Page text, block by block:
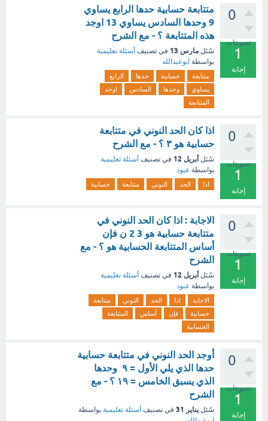
0
تصويتات
1
إجابة
متتابعة حسابية حدها الرابع يساوي
9 وحدها السادس يساوي 13 اوجد
هذه المتتابعة ؟ - مع الشرح
سُئل مارس 13 في تصنيف أسئلة تعليمية
بواسطة ابوعبدالله
متتابعة حسابية حدها
الرابع
يساوي
وحدها السادس
اوجد
المتتابعة
0
تصويتات
1
إجابة
اذا كان الحد النوني في متتابعة
حسابية هو ٣ ؟ - مع الشرح
سُئل أبريل 12 في تصنيف أسئلة تعليمية
بواسطة عبود
اذا الحد النوني متتابعة حسابية
0
تصويتات
1
إجابة
الاجابة : اذا كان الحد النوني في
متتابعة حسابية هو 3 2 ن فإن
أساس المتتابعة الحسابية هو ؟ - مع
الشرح
سُئل أبريل 12 في تصنيف أسئلة تعليمية
بواسطة عبود
الاجابة اذا الحد النوني
متتابعة
حسابية
فإن أساس
المتتابعة
الحسابية
0
تصويتات
1
إجابة
أوجد الحد النوني في متتابعة حسابية
حدها الذي يلي الأول = ٩ وحدها
الذي يسبق الخامس = ١٩ ؟ - مع
الشرح
سُئل يناير 31 في تصنيف أسئلة تعليمية بواسطة